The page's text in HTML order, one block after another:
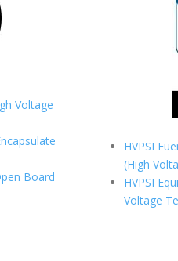
Voltage
Board
HVPSI
(High
HVPSI
Voltage